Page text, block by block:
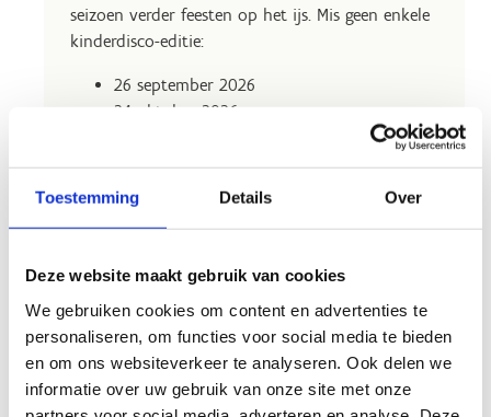
Toestemming Details Over
Deze website maakt gebruik van cookies
We gebruiken cookies om content en advertenties te
personaliseren, om functies voor social media te bieden
en om ons websiteverkeer te analyseren. Ook delen we
informatie over uw gebruik van onze site met onze
seizoen verder feesten op het ijs. Mis geen enkele
kinderdisco-editie:
26 september 2026
24 oktober 2026
5 december 2026
30 januari 2027
17 april 2027
Telkens van 14.00 – 17.00 uur.